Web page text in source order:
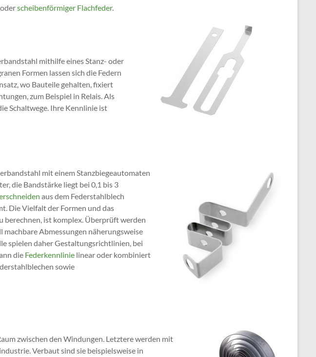
scheibenförmiger Flachfeder.
mithilfe eines Stanz- oder
Formen lassen sich die Federn
wo Bauteile gehalten, fixiert
zum Beispiel in Relais. Als
Schaltwege. Ihre Kennlinie ist
mit einem Stanzbiegeautomaten
die Bandstärke liegt bei 0,1 bis 3
aus dem Federstahlblech
Die Vielfalt der Formen und das
berechnen, ist komplex. Überprüft werden
Abmessungen näherungsweise
spielen daher Gestaltungsrichtlinien, bei
die Federkennlinie linear oder kombiniert
sowie
zwischen den Windungen. Letztere werden mit
Verbaut sind sie beispielsweise in